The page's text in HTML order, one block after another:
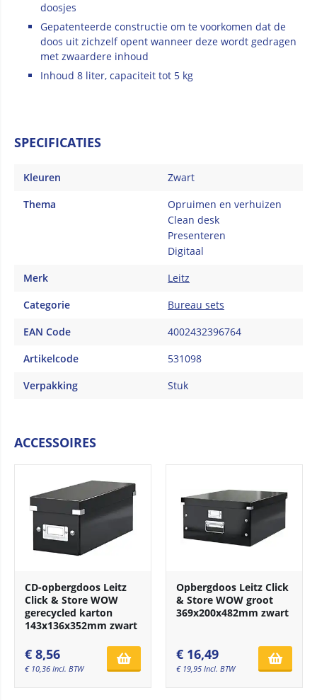
doosjes
Gepatenteerde constructie om te voorkomen dat de
doos uit zichzelf opent wanneer deze wordt gedragen
met zwaardere inhoud
Inhoud 8 liter, capaciteit tot 5 kg
SPECIFICATIES
Kleuren
Zwart
Thema
Opruimen en verhuizen
Clean desk
Presenteren
Digitaal
Merk
Leitz
Categorie
Bureau sets
EAN Code
4002432396764
Artikelcode
531098
Verpakking
Stuk
ACCESSOIRES
CD-opbergdoos Leitz
Click & Store WOW
gerecycled karton
143x136x352mm zwart
€ 8,56
€ 10,36 Incl. BTW
Opbergdoos Leitz Click
& Store WOW groot
369x200x482mm zwart
€ 16,49
€ 19,95 Incl. BTW